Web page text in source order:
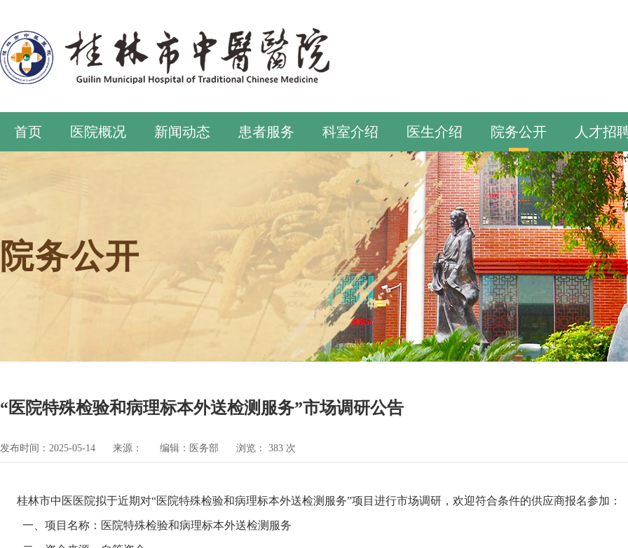
首页 医院概况 新闻动态 患者服务 科室介绍 医生介绍 院务公开 人才招
院务公开
“医院特殊检验和病理标本外送检测服务”市场调研公告
发布时间：2025-05-14 来源： 编辑：医务部 浏览： 383 次
桂林市中医医院拟于近期对“医院特殊检验和病理标本外送检测服务”项目进行市场调研，欢迎符合条件的供应商报名参加：
一、项目名称：医院特殊检验和病理标本外送检测服务